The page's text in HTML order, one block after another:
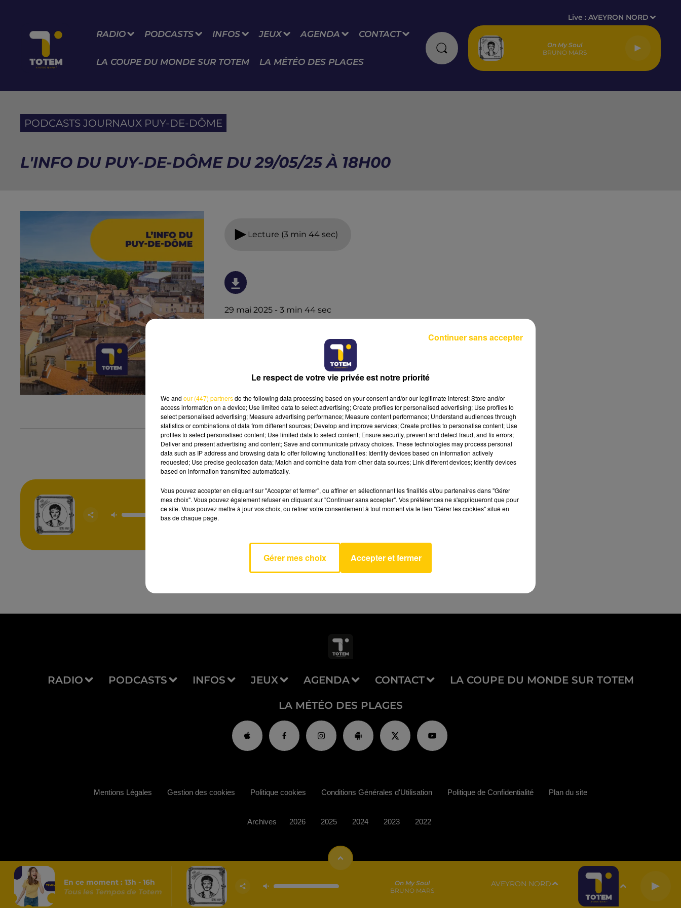
RADIO PODCASTS INFOS JEUX AGENDA CONTACT
LA COUPE DU MONDE SUR TOTEM LA MÉTÉO DES PLAGES
Live :AVEYRON NORD
On My Soul
BRUNO MARS
PODCASTS JOURNAUX PUY-DE-DÔME
L'INFO DU PUY-DE-DÔME DU 29/05/25 À 18H00
Lecture (3 min 44 sec)
29 mai 2025 - 3 min 44 sec
Ecoutez sur Totem l'information dans le Cantal, le pays
de Brioude et Issoire avec les reportages de nos
journalistes sur le terrain.
On My Soul
BRUNO MARS
AVEYRON NORD
RADIO PODCASTS INFOS JEUX AGENDA CONTACT LA COUPE DU MONDE SUR TOTEM
LA MÉTÉO DES PLAGES
En ce moment : 13h - 16h
Tous les Tempos de Totem
On My Soul
BRUNO MARS
AVEYRON NORD
Mentions Légales Gestion des cookies Politique cookies Conditions Générales d'Utilisation Politique de Confidentialité Plan du site
Archives 2026 2025 2024 2023 2022
Le respect de votre vie privée est notre priorité
We and our (447) partnersdo the following data processing based on your consent and/or our legitimate interest: Store and/or
access information on a device; Use limited data to select advertising; Create profiles for personalised advertising; Use profiles to
select personalised advertising; Measure advertising performance; Measure content performance; Understand audiences through
statistics or combinations of data from different sources; Develop and improve services; Create profiles to personalise content; Use
profiles to select personalised content; Use limited data to select content; Ensure security, prevent and detect fraud, and fix errors;
Deliver and present advertising and content; Save and communicate privacy choices. These technologies may process personal
data such as IP address and browsing data to offer following functionalities: Identify devices based on information actively
requested; Use precise geolocation data; Match and combine data from other data sources; Link different devices; Identify devices
based on information transmitted automatically.
Vous pouvez accepter en cliquant sur "Accepter et fermer", ou affiner en sélectionnant les finalités et/ou partenaires dans "Gérer
mes choix". Vous pouvez également refuser en cliquant sur "Continuer sans accepter". Vos préférences ne s'appliqueront que pour
ce site. Vous pouvez mettre à jour vos choix, ou retirer votre consentement à tout moment via le lien "Gérer les cookies" situé en
bas de chaque page.
Gérer mes choix Accepter et fermer
Continuer sans accepter